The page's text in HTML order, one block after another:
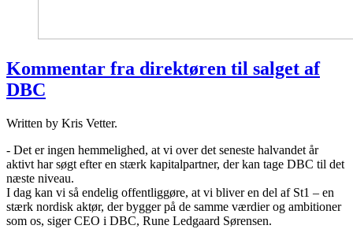
Kommentar fra direktøren til salget af
DBC
Written by Kris Vetter.
- Det er ingen hemmelighed, at vi over det seneste halvandet år
aktivt har søgt efter en stærk kapitalpartner, der kan tage DBC til det
næste niveau.
I dag kan vi så endelig offentliggøre, at vi bliver en del af St1 – en
stærk nordisk aktør, der bygger på de samme værdier og ambitioner
som os, siger CEO i DBC, Rune Ledgaard Sørensen.